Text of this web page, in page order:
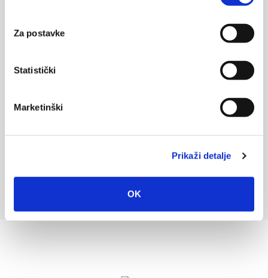
Za postavke
Statistički
Marketinški
Prikaži detalje
OK